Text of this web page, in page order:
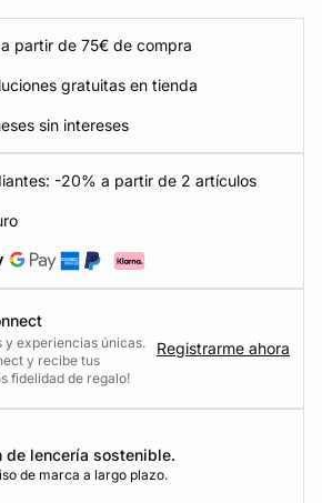
partir de 75€ de compra
gratuitas en tienda
sin intereses
-20% a partir de 2 artículos
y experiencias únicas.
y recibe tus
fidelidad de regalo!
Registrarme ahora
de lencería sostenible.
de marca a largo plazo.